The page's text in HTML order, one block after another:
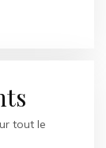
tout le